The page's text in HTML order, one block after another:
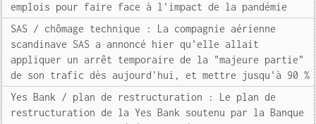
emplois pour faire face à l'impact de la pandémie
SAS / chômage technique : La compagnie aérienne
scandinave SAS a annoncé hier qu'elle allait
appliquer un arrêt temporaire de la "majeure partie"
de son trafic dès aujourd'hui, et mettre jusqu'à 90 %
Yes Bank / plan de restructuration : Le plan de
restructuration de la Yes Bank soutenu par la Banque